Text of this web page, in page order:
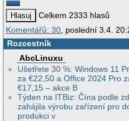
Celkem 2333 hlasů
Komentářů: 30, poslední 3.4.
Rozcestník
AbcLinuxu
Ušetřete 30 %: Windows 11
za €22,50 a Office 2024 Pro
€17,15 – akce B
Týden na ITBiz: Čína podle
zahájila výrobu zařízení pro
produkci v